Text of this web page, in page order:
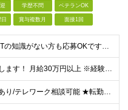
学歴不問 ベテランOK
賞与複数月 面接1回
＼未経験歓迎！ITの知識がない方も応募OKです◎／ ※学歴不問・第二新卒OK ＜こんな方にぴったりです＞ ・自分らしく働ける環境がいい方 ・気軽に相談できる相手が欲しい方 ・ワークライフバランスを大
★前職給与保証します！ 月給30万円以上 ※経験・スキルを考慮の上、決定します。 ※上記月給には固定残業代（35時間分／5万2,500円～）を含みます ※固定残業代は給与に応じて変動します ※残業
★完全在宅案件あり/テレワーク相談可能 ★転勤なし 東京都中央区日本橋久松町11-8 REGRARD NINGYOCHO B1F ┗一都三県（東京・神奈川・千葉・埼玉）の案件先へ勤務いただきます。